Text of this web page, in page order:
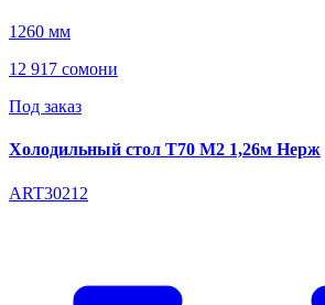
1260 мм
12 917 сомони
Под заказ
Холодильный стол T70 М2 1,26м Нерж
ART30212